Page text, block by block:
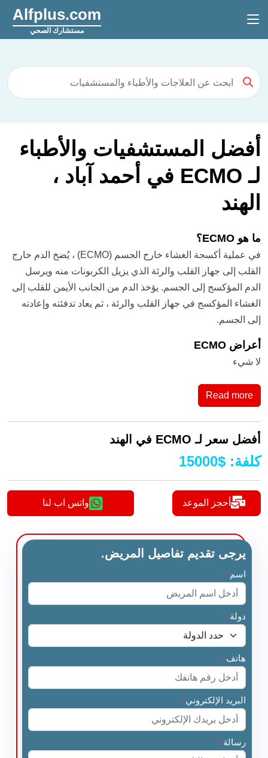
Alfplus.com
مستشارك الصحي
أفضل المستشفيات والأطباء
لـ ECMO في أحمد آباد ،
الهند
ما هو ECMO؟
في عملية أكسجة الغشاء خارج الجسم (ECMO) ، يُضخ الدم خارج
القلب إلى جهاز القلب والرئة الذي يزيل الكربونات منه ويرسل
الدم المؤكسج إلى الجسم. يؤخذ الدم من الجانب الأيمن للقلب إلى
الغشاء المؤكسج في جهاز القلب والرئة ، ثم يعاد تدفئته وإعادته
إلى الجسم.
أعراض ECMO
لا شيء
Read more
أفضل سعر لـ ECMO في الهند
كلفة:
$
15000
أحجز الموعد واتس اب لنا
يرجى تقديم تفاصيل المريض.
اسم *
دولة*
هاتف*
البريد الإلكتروني*
رسالة*